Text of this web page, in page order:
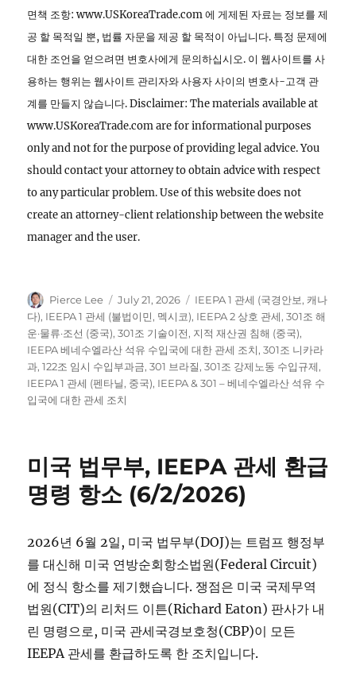
면책 조항: www.USKoreaTrade.com 에 게제된 자료는 정보를 제
공 할 목적일 뿐, 법률 자문을 제공 할 목적이 아닙니다. 특정 문제에
대한 조언을 얻으려면 변호사에게 문의하십시오. 이 웹사이트를 사
용하는 행위는 웹사이트 관리자와 사용자 사이의 변호사-고객 관
계를 만들지 않습니다. Disclaimer: The materials available at
www.USKoreaTrade.com are for informational purposes
only and not for the purpose of providing legal advice. You
should contact your attorney to obtain advice with respect
to any particular problem. Use of this website does not
create an attorney-client relationship between the website
manager and the user.
Author
Pierce Lee
Posted
on
July 21, 2026 Categories
IEEPA 1 관세 (국경안보, 캐나
다), IEEPA 1 관세 (불법이민, 멕시코), IEEPA 2 상호 관세,301조 해
운·물류·조선 (중국),301조 기술이전, 지적 재산권 침해 (중국),
IEEPA 베네수엘라산 석유 수입국에 대한 관세 조치,301조 니카라
과,122조 임시 수입부과금,301 브라질,301조 강제노동 수입규제,
IEEPA 1 관세 (펜타닐, 중국), IEEPA & 301 – 베네수엘라산 석유 수
입국에 대한 관세 조치
미국 법무부, IEEPA 관세 환급
명령 항소 (6/2/2026)
2026년 6월 2일, 미국 법무부(DOJ)는 트럼프 행정부
를 대신해 미국 연방순회항소법원(Federal Circuit)
에 정식 항소를 제기했습니다. 쟁점은 미국 국제무역
법원(CIT)의 리처드 이튼(Richard Eaton) 판사가 내
린 명령으로, 미국 관세국경보호청(CBP)이 모든
IEEPA 관세를 환급하도록 한 조치입니다.